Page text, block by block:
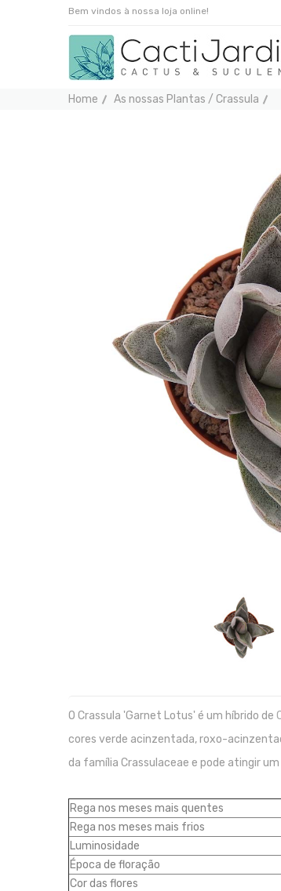
Bem vindos à nossa loja online!
Home As nossas Plantas / Crassula
O Crassula 'Garnet Lotus' é um híbrido de
cores verde acinzentada, roxo-
da família Crassulaceae e pode atingir
Rega nos meses mais quentes
Rega nos meses mais frios
Luminosidade
Época de floração
Cor das flores